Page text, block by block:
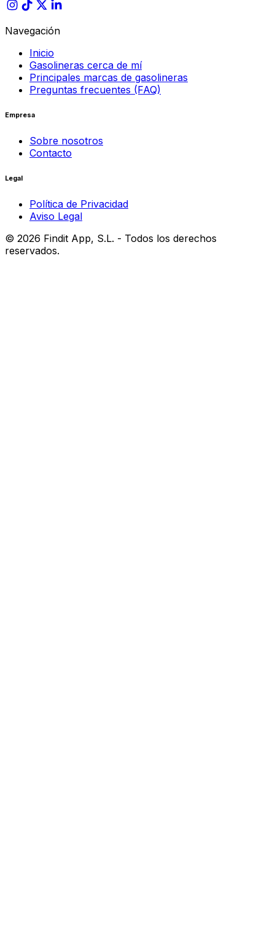
Navegación
Inicio
Gasolineras cerca de mí
Principales marcas de gasolineras
Preguntas frecuentes (FAQ)
Empresa
Sobre nosotros
Contacto
Legal
Política de Privacidad
Aviso Legal
© 2026 Findit App, S.L. - Todos los derechos
reservados.